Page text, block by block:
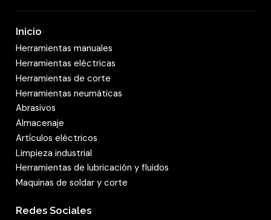
Inicio
Herramientas manuales
Herramientas eléctricas
Herramientas de corte
Herramientas neumáticas
Abrasivos
Almacenaje
Artículos eléctricos
Limpieza industrial
Herramientas de lubricación y fluidos
Maquinas de soldar y corte
Redes Sociales